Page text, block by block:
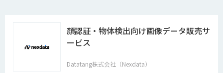
顔認証・物体検出向け画像データ販売サ
ービス
Datatang株式会社（Nexdata）